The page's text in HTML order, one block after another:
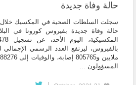
حالة وفاة جديدة
حالة وفاة جديدة بفيروس كورونا في
المسؤولون ...